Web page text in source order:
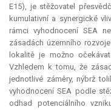
E15), je stěžovatel
kumulativní a synergické
rámci vyhodnocení SEA
zásadách územního
lokalitě je možno
Vzhledem k tomu, že
jednotlivé záměry, nýbrž
vyhodnocení SEA podle
odhad potenciálního